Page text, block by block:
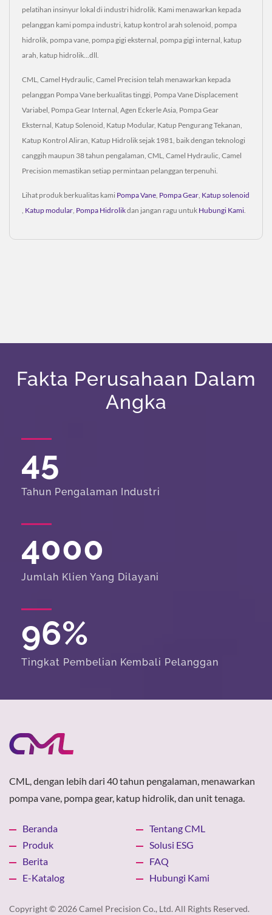
pelatihan insinyur lokal di industri hidrolik. Kami menawarkan kepada
pelanggan kami pompa industri, katup kontrol arah solenoid, pompa
hidrolik, pompa vane, pompa gigi eksternal, pompa gigi internal, katup
arah, katup hidrolik...dll.
CML, Camel Hydraulic, Camel Precision telah menawarkan kepada
pelanggan Pompa Vane berkualitas tinggi, Pompa Vane Displacement
Variabel, Pompa Gear Internal, Agen Eckerle Asia, Pompa Gear
Eksternal, Katup Solenoid, Katup Modular, Katup Pengurang Tekanan,
Katup Kontrol Aliran, Katup Hidrolik sejak 1981, baik dengan teknologi
canggih maupun 38 tahun pengalaman, CML, Camel Hydraulic, Camel
Precision memastikan setiap permintaan pelanggan terpenuhi.
Lihat produk berkualitas kami Pompa Vane Pompa Gear Katup solenoid
Katup modular Pompa Hidrolikdan jangan ragu untuk Hubungi Kami
Fakta Perusahaan Dalam
Angka
45
Tahun Pengalaman Industri
4000
Jumlah Klien Yang Dilayani
96%
Tingkat Pembelian Kembali Pelanggan
CML, dengan lebih dari 40 tahun pengalaman, menawarkan
pompa vane, pompa gear, katup hidrolik, dan unit tenaga.
Beranda
Tentang CML
Produk
Solusi ESG
Berita
FAQ
E-Katalog
Hubungi Kami
Copyright © 2026Camel Precision Co., Ltd. All Rights Reserved.